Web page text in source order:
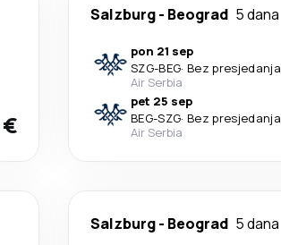
€
Salzburg- Beograd 5 dana
pon 21 sep
SZG-BEG· Bez presjedanja
Air Serbia
pet 25 sep
BEG-SZG· Bez presjedanja
Air Serbia
Salzburg- Beograd 5 dana